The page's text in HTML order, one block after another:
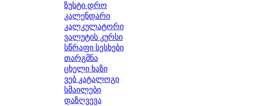
ზუსტი დრო
კალენდარი
კალკულატორი
ვალუტის კურსი
სწრაფი სესხები
თარგმნა
ცხელი ხაზი
ვებ კატალოგი
სმაილები
დაზღვევა